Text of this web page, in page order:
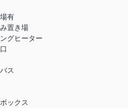
有
置き場
グヒーター
ス
ックス